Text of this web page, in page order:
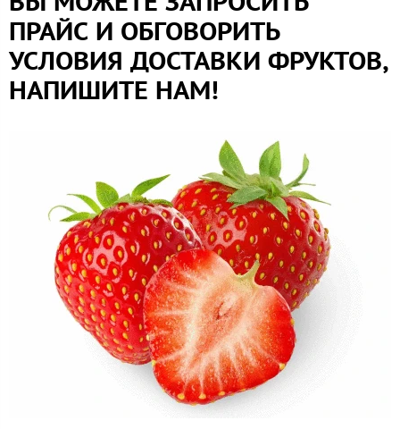
ПРАЙС И ОБГОВОРИТЬ
УСЛОВИЯ ДОСТАВКИ ФРУКТОВ,
НАПИШИТЕ НАМ!